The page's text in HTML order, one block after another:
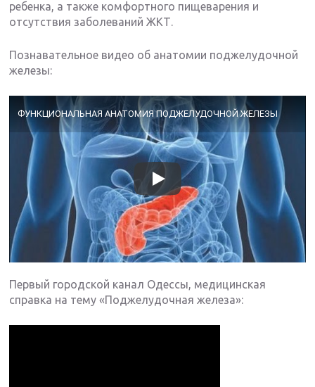
ребенка, а также комфортного пищеварения и
отсутствия заболеваний ЖКТ.
Познавательное видео об анатомии поджелудочной
железы:
ФУНКЦИОНАЛЬНАЯ АНАТОМИЯ ПОДЖЕЛУДОЧНОЙ ЖЕЛЕЗЫ
Первый городской канал Одессы, медицинская
справка на тему «Поджелудочная железа»: